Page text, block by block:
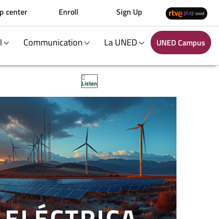
center Enroll Sign Up
Communication La UNED UNED Campus
Listen